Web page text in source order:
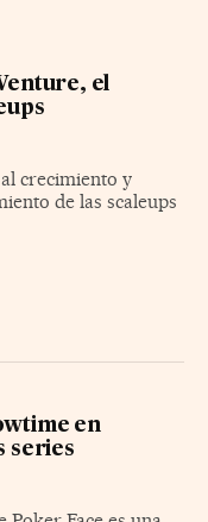
el
crecimiento y
de las scaleups
en
series